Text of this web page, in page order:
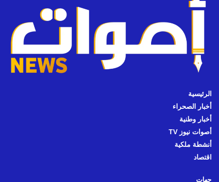
الرئيسية
أخبار الصحراء
أخبار وطنية
أصوات نيوز TV
أنشطة ملكية
اقتصاد
جهات